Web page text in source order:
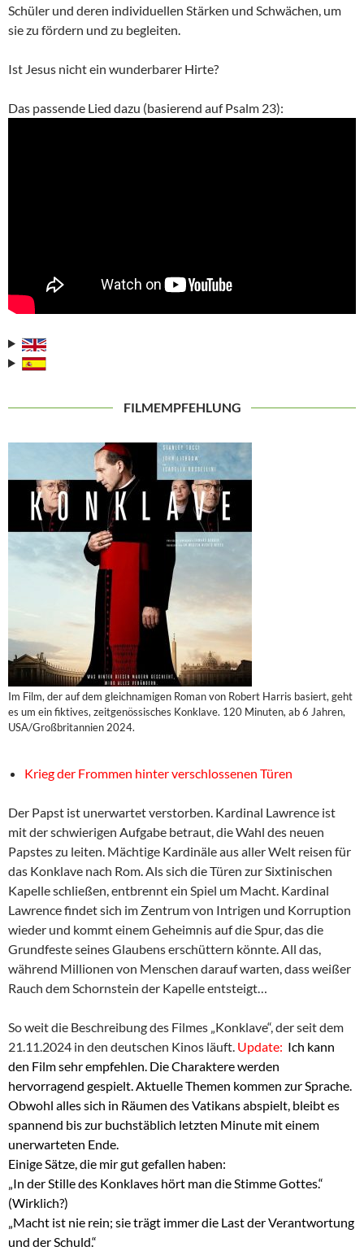
Schüler und deren individuellen Stärken und Schwächen, um
sie zu fördern und zu begleiten.
Ist Jesus nicht ein wunderbarer Hirte?
Das passende Lied dazu (basierend auf Psalm 23):
FILMEMPFEHLUNG
Im Film, der auf dem gleichnamigen Roman von Robert Harris basiert, geht
es um ein fiktives, zeitgenössisches Konklave. 120 Minuten, ab 6 Jahren,
USA/Großbritannien 2024.
Krieg der Frommen hinter verschlossenen Türen
Der Papst ist unerwartet verstorben. Kardinal Lawrence ist
mit der schwierigen Aufgabe betraut, die Wahl des neuen
Papstes zu leiten. Mächtige Kardinäle aus aller Welt reisen für
das Konklave nach Rom. Als sich die Türen zur Sixtinischen
Kapelle schließen, entbrennt ein Spiel um Macht. Kardinal
Lawrence findet sich im Zentrum von Intrigen und Korruption
wieder und kommt einem Geheimnis auf die Spur, das die
Grundfeste seines Glaubens erschüttern könnte. All das,
während Millionen von Menschen darauf warten, dass weißer
Rauch dem Schornstein der Kapelle entsteigt…
So weit die Beschreibung des Filmes „Konklave“, der seit dem
21.11.2024 in den deutschen Kinos läuft. Update: Ich kann
den Film sehr empfehlen. Die Charaktere werden
hervorragend gespielt. Aktuelle Themen kommen zur Sprache.
Obwohl alles sich in Räumen des Vatikans abspielt, bleibt es
spannend bis zur buchstäblich letzten Minute mit einem
unerwarteten Ende.
Einige Sätze, die mir gut gefallen haben:
„In der Stille des Konklaves hört man die Stimme Gottes.“
(Wirklich?)
„Macht ist nie rein; sie trägt immer die Last der Verantwortung
und der Schuld.“